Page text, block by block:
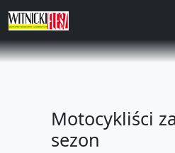
Motocykliści
sezon